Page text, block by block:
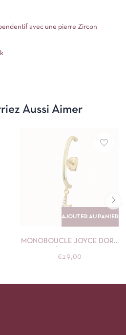
avec une pierre Zircon
Aussi Aimer
AJOUTER AU PANIER
MONOBOUCLE JOYCE DORÉ
€19,00